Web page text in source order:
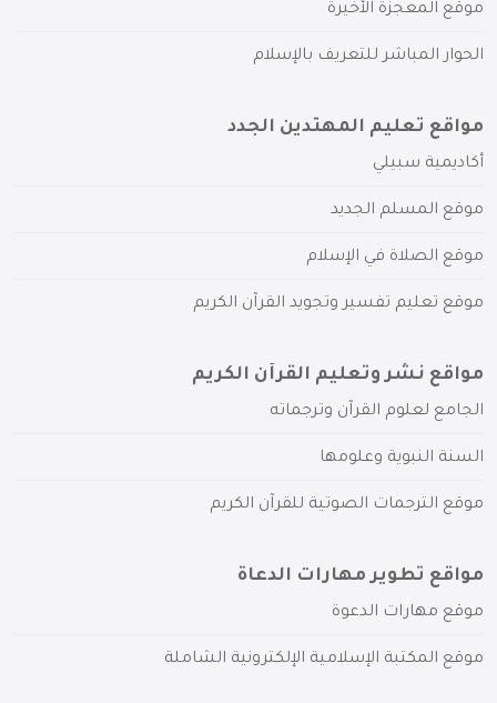
موقع المعجزة الأخيرة
الحوار المباشر للتعريف بالإسلام
مواقع تعليم المهتدين الجدد
أكاديمية سبيلي
موقع المسلم الجديد
موقع الصلاة في الإسلام
موقع تعليم تفسير وتجويد القرآن الكريم
مواقع نشر وتعليم القرآن الكريم
الجامع لعلوم القرآن وترجماته
السنة النبوية وعلومها
موقع الترجمات الصوتية للقرآن الكريم
مواقع تطوير مهارات الدعاة
موقع مهارات الدعوة
موقع المكتبة الإسلامية الإلكترونية الشاملة